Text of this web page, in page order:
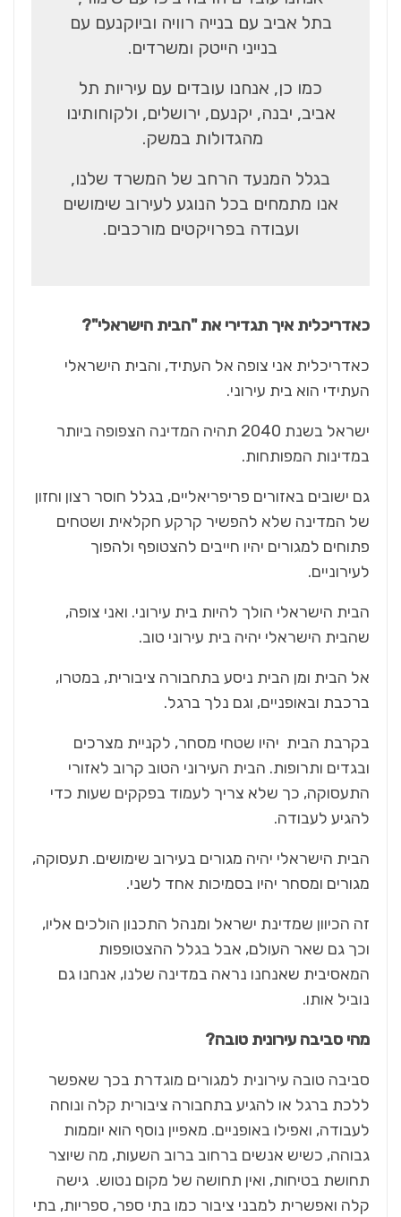
בתל אביב עם בנייה רוויה וביוקנעם עם
בנייני הייטק ומשרדים.
כמו כן, אנחנו עובדים עם עיריות תל
אביב, יבנה, יקנעם, ירושלים, ולקוחותינו
מהגדולות במשק.
בגלל המנעד הרחב של המשרד שלנו,
אנו מתמחים בכל הנוגע לעירוב שימושים
ועבודה בפרויקטים מורכבים.
כאדריכלית איך תגדירי את "הבית הישראלי"?
כאדריכלית אני צופה אל העתיד, והבית הישראלי
העתידי הוא בית עירוני.
ישראל בשנת 2040 תהיה המדינה הצפופה ביותר
במדינות המפותחות.
גם ישובים באזורים פריפריאליים, בגלל חוסר רצון וחזון
של המדינה שלא להפשיר קרקע חקלאית ושטחים
פתוחים למגורים יהיו חייבים להצטופף ולהפוך
לעירוניים.
הבית הישראלי הולך להיות בית עירוני. ואני צופה,
שהבית הישראלי יהיה בית עירוני טוב.
אל הבית ומן הבית ניסע בתחבורה ציבורית, במטרו,
ברכבת ובאופניים, וגם נלך ברגל.
בקרבת הבית יהיו שטחי מסחר, לקניית מצרכים
ובגדים ותרופות. הבית העירוני הטוב קרוב לאזורי
התעסוקה, כך שלא צריך לעמוד בפקקים שעות כדי
להגיע לעבודה.
הבית הישראלי יהיה מגורים בעירוב שימושים. תעסוקה,
מגורים ומסחר יהיו בסמיכות אחד לשני.
זה הכיוון שמדינת ישראל ומנהל התכנון הולכים אליו,
וכך גם שאר העולם, אבל בגלל ההצטופפות
המאסיבית שאנחנו נראה במדינה שלנו, אנחנו גם
נוביל אותו.
מהי סביבה עירונית טובה?
סביבה טובה עירונית למגורים מוגדרת בכך שאפשר
ללכת ברגל או להגיע בתחבורה ציבורית קלה ונוחה
לעבודה, ואפילו באופניים. מאפיין נוסף הוא יוממות
גבוהה, כשיש אנשים ברחוב ברוב השעות, מה שיוצר
תחושת בטיחות, ואין תחושה של מקום נטוש. גישה
קלה ואפשרית למבני ציבור כמו בתי ספר, ספריות, בתי